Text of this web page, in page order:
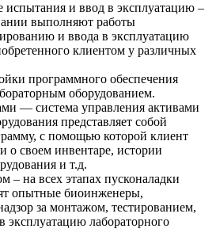
испытания и ввод в эксплуатацию –
выполняют работы
и ввода в эксплуатацию
клиентом у различных
программного обеспечения
оборудованием.
— система управления активами
представляет собой
с помощью которой клиент
о своем инвентаре, истории
и т.д.
– на всех этапах пусконаладки
опытные биоинженеры,
за монтажом, тестированием,
эксплуатацию лабораторного